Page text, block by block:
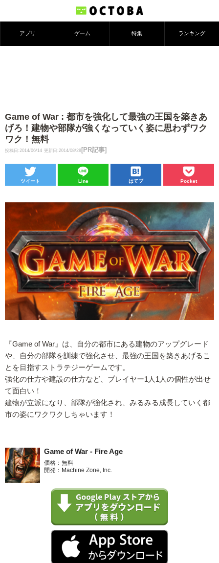
アプリ ゲーム 特集 ランキング
Game of War : 都市を強化して最強の王国を築きあ
げろ！建物や部隊が強くなっていく姿に思わずワク
ワク！無料
投稿日:2014/06/14 更新日:2014/08/28 [PR記事]
ツイート Line はてブ Pocket
『Game of War』は、自分の都市にある建物のアップグレード
や、自分の部隊を訓練で強化させ、最強の王国を築きあげるこ
とを目指すストラテジーゲームです。
強化の仕方や建設の仕方など、プレイヤー1人1人の個性が出せ
て面白い！
建物が立派になり、部隊が強化され、みるみる成長していく都
市の姿にワクワクしちゃいます！
Game of War - Fire Age
価格：無料
開発：Machine Zone, Inc.